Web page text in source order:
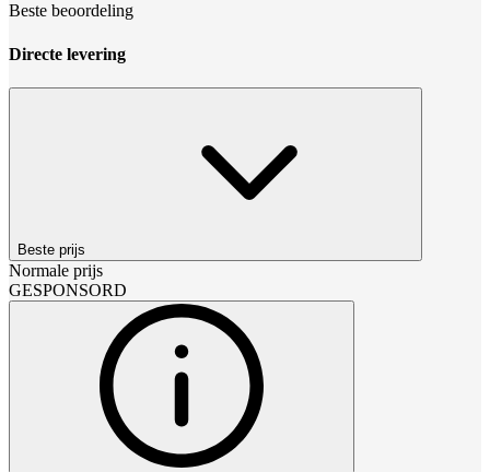
Beste beoordeling
Directe levering
Beste prijs
Normale prijs
GESPONSORD